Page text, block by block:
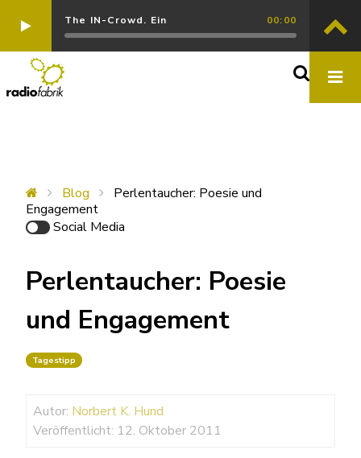
The IN-Crowd. Ein 00:00
Blog
Perlentaucher: Poesie und
Engagement
Social Media
Perlentaucher: Poesie
und Engagement
Tagestipp
Autor: Norbert K. Hund
Veröffentlicht: 12. Oktober 2011